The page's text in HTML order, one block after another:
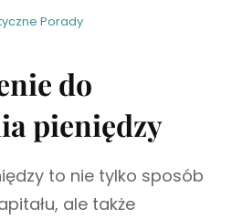
PoradyBw
i
i
s
do
pieniędzy
to nie tylko sposób
ale także